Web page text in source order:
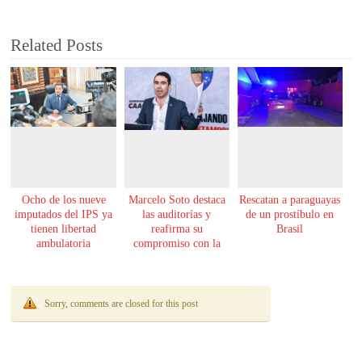
Related Posts
Ocho de los nueve
imputados del IPS ya
tienen libertad
ambulatoria
Marcelo Soto destaca
las auditorías y
reafirma su
compromiso con la
Rescatan a paraguayas
de un prostíbulo en
Brasil
Sorry, comments are closed for this post